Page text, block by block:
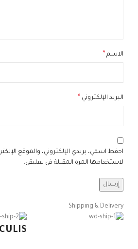
الاسم *
البريد الإلكتروني *
احفظ اسمي، بريدي الإلكتروني، والموقع
لاستخدامها المرة المقبلة في تعليقي.
Shipping & Delivery